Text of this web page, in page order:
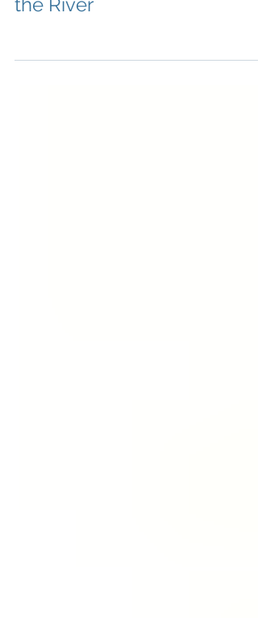
catfish Ictalurus punctatus in